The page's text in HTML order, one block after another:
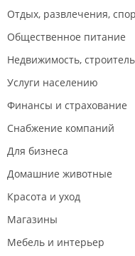
Отдых, развлечения,
Общественное питание
Недвижимость,
Услуги населению
Финансы и страхование
Снабжение компаний
Для бизнеса
Домашние животные
Красота и уход
Магазины
Мебель и интерьер